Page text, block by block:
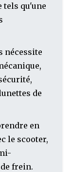
tels qu'une
nécessite
de
en
le scooter,
frein.